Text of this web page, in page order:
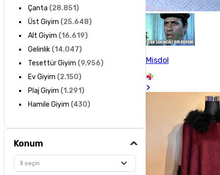
Çanta (28.851)
Üst Giyim (25.648)
Alt Giyim (16.619)
Gelinlik(14.047)
Tesettür Giyim (9.956)
Ev Giyim (2.150)
Plaj Giyim (1.291)
Hamile Giyim (430)
Konum
İl seçin
Misdol